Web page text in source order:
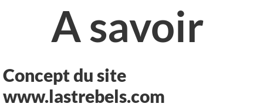
A savoir
Concept du site
www.lastrebels.com